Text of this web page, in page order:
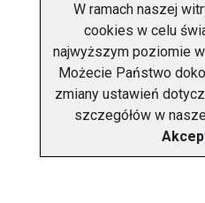
OBOWIĄZEK
POLITYKA PRYWATNOŚCI
Copyright © 2026
W ramach naszej
cookies w celu
najwyższym poziomie
Możecie Państwo
zmiany ustawień
szczegółów w